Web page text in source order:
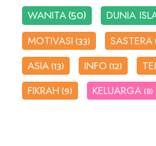
WANITA(50) DUNIA
MOTIVASI(33) SASTERA
ASIA(13) INFO(12)
FIKRAH(9) KELUARGA (8)